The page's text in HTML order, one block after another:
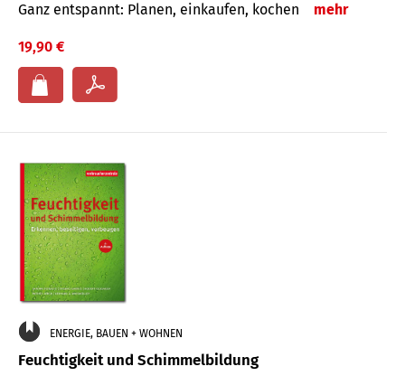
Ganz entspannt: Planen, einkaufen, kochen mehr
19,90 €
ENERGIE, BAUEN + WOHNEN
Feuchtigkeit und Schimmelbildung